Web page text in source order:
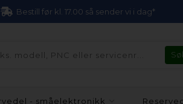
Bestill før kl. 17.00 så sender vi i dag*
- småelektronikk